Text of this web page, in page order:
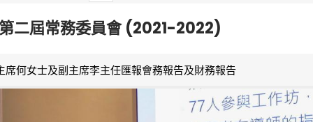
二屆常務委員會 (2021-2022)
席何女士及副主席李主任匯報會務報告及財務報告